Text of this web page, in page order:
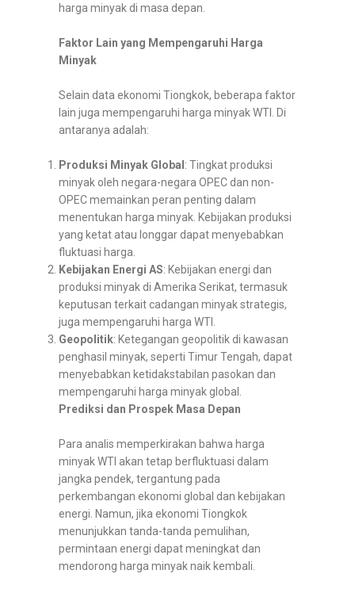
harga minyak di masa depan.
Faktor Lain yang Mempengaruhi Harga
Minyak
Selain data ekonomi Tiongkok, beberapa faktor
lain juga mempengaruhi harga minyak WTI. Di
antaranya adalah:
Produksi Minyak Global: Tingkat produksi
minyak oleh negara-negara OPEC dan non-
OPEC memainkan peran penting dalam
menentukan harga minyak. Kebijakan produksi
yang ketat atau longgar dapat menyebabkan
fluktuasi harga.
Kebijakan Energi AS: Kebijakan energi dan
produksi minyak di Amerika Serikat, termasuk
keputusan terkait cadangan minyak strategis,
juga mempengaruhi harga WTI.
Geopolitik: Ketegangan geopolitik di kawasan
penghasil minyak, seperti Timur Tengah, dapat
menyebabkan ketidakstabilan pasokan dan
mempengaruhi harga minyak global.
Prediksi dan Prospek Masa Depan
Para analis memperkirakan bahwa harga
minyak WTI akan tetap berfluktuasi dalam
jangka pendek, tergantung pada
perkembangan ekonomi global dan kebijakan
energi. Namun, jika ekonomi Tiongkok
menunjukkan tanda-tanda pemulihan,
permintaan energi dapat meningkat dan
mendorong harga minyak naik kembali.